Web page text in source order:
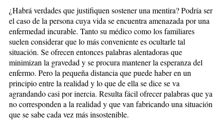
¿Habrá verdades que justifiquen sostener una mentira? Podría ser
el caso de la persona cuya vida se encuentra amenazada por una
enfermedad incurable. Tanto su médico como los familiares
suelen considerar que lo más conveniente es ocultarle tal
situación. Se ofrecen entonces palabras alentadoras que
minimizan la gravedad y se procura mantener la esperanza del
enfermo. Pero la pequeña distancia que puede haber en un
principio entre la realidad y lo que de ella se dice se va
agrandando casi por inercia. Resulta fácil ofrecer palabras que ya
no corresponden a la realidad y que van fabricando una situación
que se sabe cada vez más insostenible.